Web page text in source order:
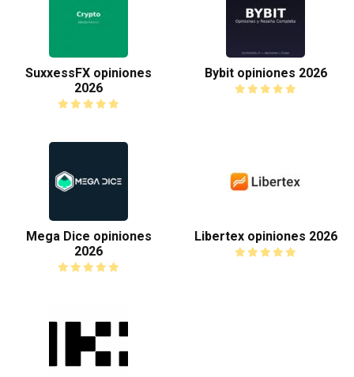
SuxxessFX opiniones
2026
Bybit opiniones 2026
Mega Dice opiniones
2026
Libertex opiniones 2026